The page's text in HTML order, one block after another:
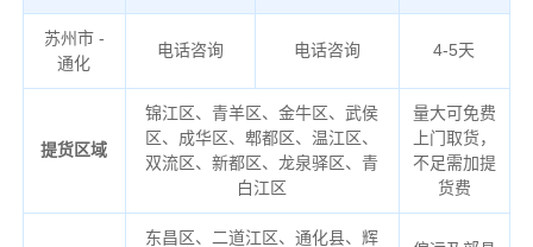
苏州市 -
通化
电话咨询 电话咨询 4-5天
提货区域
锦江区、青羊区、金牛区、武侯
区、成华区、郫都区、温江区、
双流区、新都区、龙泉驿区、青
白江区
量大可免费
上门取货，
不足需加提
货费
东昌区、二道江区、通化县、辉